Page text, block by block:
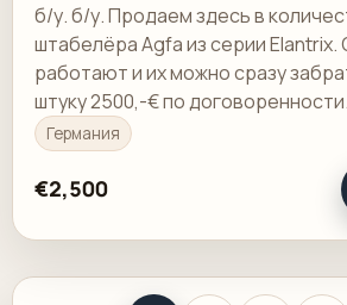
б/у. б/у. Продаем здесь в
штабелёра Agfa из серии Elantrix.
работают и их можно сразу
штуку 2500,-€ по договоренности.
Германия
€2,500